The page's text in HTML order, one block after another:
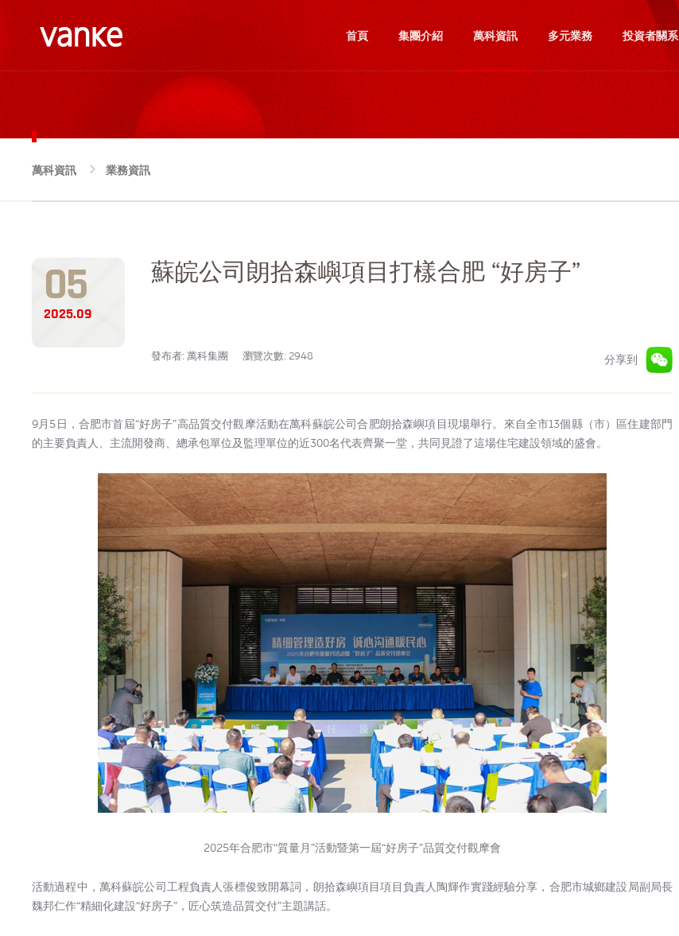
首頁 集團介紹 萬科資訊 多元業務 投資者關系
萬科資訊 業務資訊
05
2025.09
蘇皖公司朗拾森嶼項目打樣合肥 “好房子”
發布者: 萬科集團 瀏覽次數: 2948 分享到
9月5日，合肥市首屆“好房子”高品質交付觀摩活動在萬科蘇皖公司合肥朗拾森嶼項目現場舉行。來自全市13個縣（市）區住建部門
的主要負責人、主流開發商、總承包單位及監理單位的近300名代表齊聚一堂，共同見證了這場住宅建設領域的盛會。
2025年合肥市“質量月”活動暨第一屆“好房子”品質交付觀摩會
活動過程中，萬科蘇皖公司工程負責人張標俊致開幕詞，朗拾森嶼項目項目負責人陶輝作實踐經驗分享，合肥市城鄉建設局副局長
魏邦仁作“精細化建設“好房子”，匠心筑造品質交付”主題講話。